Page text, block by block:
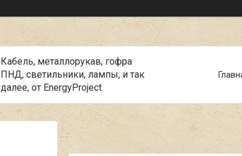
Кабель, металлорукав, гофра
ПНД, cветильники, лампы, и так
далее, от EnergyProject